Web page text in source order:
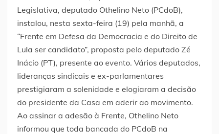
Legislativa, deputado Othelino Neto (PCdoB),
instalou, nesta sexta-feira (19) pela manhã, a
“Frente em Defesa da Democracia e do Direito de
Lula ser candidato”, proposta pelo deputado Zé
Inácio (PT), presente ao evento. Vários deputados,
lideranças sindicais e ex-parlamentares
prestigiaram a solenidade e elogiaram a decisão
do presidente da Casa em aderir ao movimento.
Ao assinar a adesão à Frente, Othelino Neto
informou que toda bancada do PCdoB na